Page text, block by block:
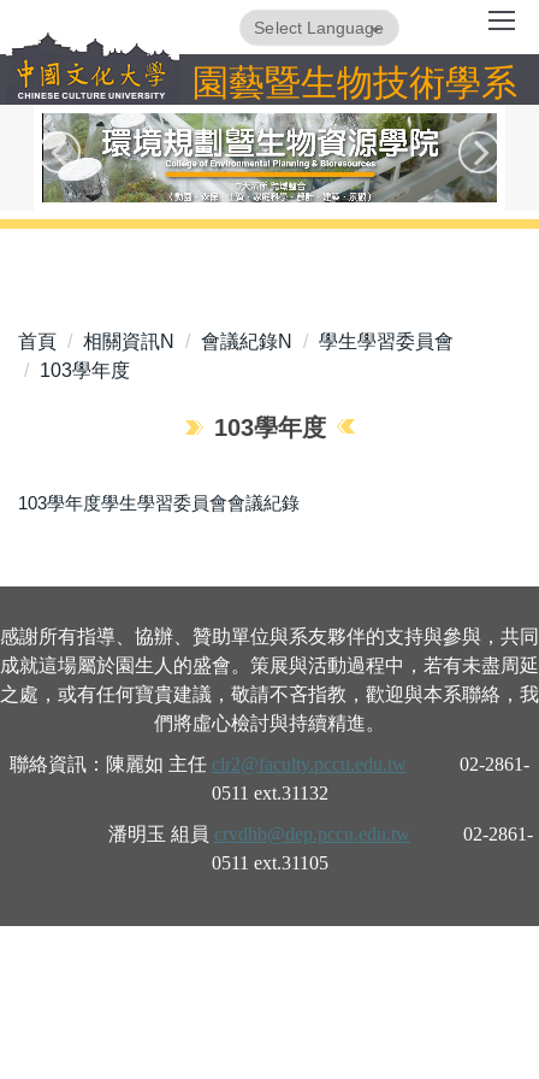
到
主
要
園藝暨生物技術學系
Translate
首頁 相關資訊N 會議紀錄N
學生學習委員會
103學年度
103學年度
103學年度學生學習委員會會議紀錄
感謝所有指導、協辦、贊助單位與系友夥伴的支持與參與，共同
成就這場屬於園生人的盛會。策展與活動過程中，若有未盡周延
之處，或有任何寶貴建議，敬請不吝指教，歡迎與本系聯絡，我
們將虛心檢討與持續精進。
聯絡資訊：陳麗如 主任 clr2@faculty.pccu.edu.tw
02-2861-
0511 ext.31132
潘明玉 組員 crvdhb@dep.pccu.edu.tw
02-2861-
0511 ext.31105